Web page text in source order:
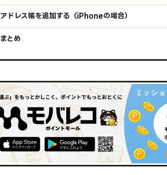
アドレス帳を追加する（iPhoneの場合）
まとめ